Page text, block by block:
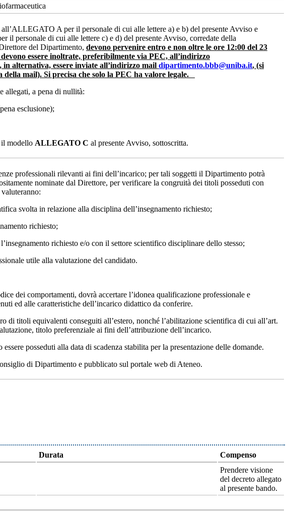
A per il personale di cui alle lettere a) e b) del presente Avviso e
il personale di cui alle lettere c) e d) del presente Avviso, corredate della
del Dipartimento, devono pervenire entro e non oltre le ore 12:00 del 23
essere inoltrate, preferibilmente via PEC, all’indirizzo
in alternativa, essere inviate all’indirizzo mail dipartimento.bbb@uniba.it, (si
mail). Si precisa che solo la PEC ha valore legale.
allegati, a pena di nullità:
esclusione);
il modello ALLEGATO C al presente Avviso, sottoscritta.
professionali rilevanti ai fini dell’incarico; per tali soggetti il Dipartimento potrà
nominate dal Direttore, per verificare la congruità dei titoli posseduti con
svolta in relazione alla disciplina dell’insegnamento richiesto;
richiesto;
richiesto e/o con il settore scientifico disciplinare dello stesso;
utile alla valutazione del candidato.
dei comportamenti, dovrà accertare l’idonea qualificazione professionale e
ed alle caratteristiche dell’incarico didattico da conferire.
di titoli equivalenti conseguiti all’estero, nonché l’abilitazione scientifica di cui all’art.
titolo preferenziale ai fini dell’attribuzione dell’incarico.
posseduti alla data di scadenza stabilita per la presentazione delle domande.
di Dipartimento e pubblicato sul portale web di Ateneo.
Durata
Compenso
Prendere visione
del decreto allegato
al presente bando.